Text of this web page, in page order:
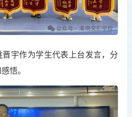
宇作为学生代表上台发言，分
悟。